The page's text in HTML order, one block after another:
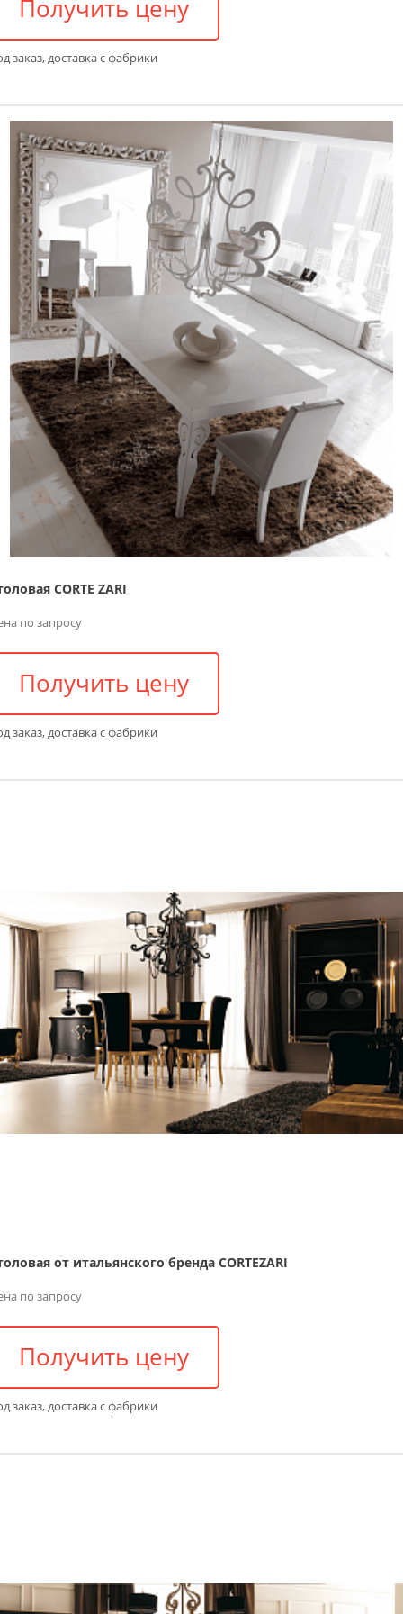
Получить цену
заказ, доставка с фабрики
CORTE ZARI
по запросу
Получить цену
заказ, доставка с фабрики
от итальянского бренда CORTEZARI
по запросу
Получить цену
заказ, доставка с фабрики